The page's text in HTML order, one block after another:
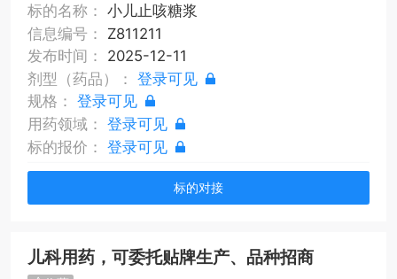
标的名称：小儿止咳糖浆
信息编号： Z811211
发布时间： 2025-12-11
剂型（药品）：登录可见
规格：登录可见
用药领域：登录可见
标的报价：登录可见
标的对接
儿科用药，可委托贴牌生产、品种招商